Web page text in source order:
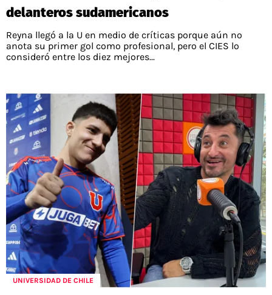
delanteros sudamericanos
Reyna llegó a la U en medio de críticas porque aún no
anota su primer gol como profesional, pero el CIES lo
consideró entre los diez mejores...
UNIVERSIDAD DE CHILE